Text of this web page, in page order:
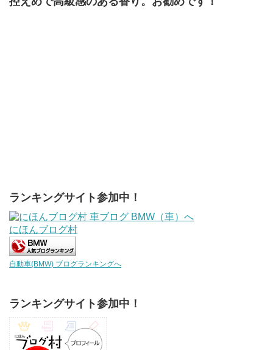
ランキングサイト参加中！
にほんブログ村
自動車(BMW) ブログランキングへ
ランキングサイト参加中！